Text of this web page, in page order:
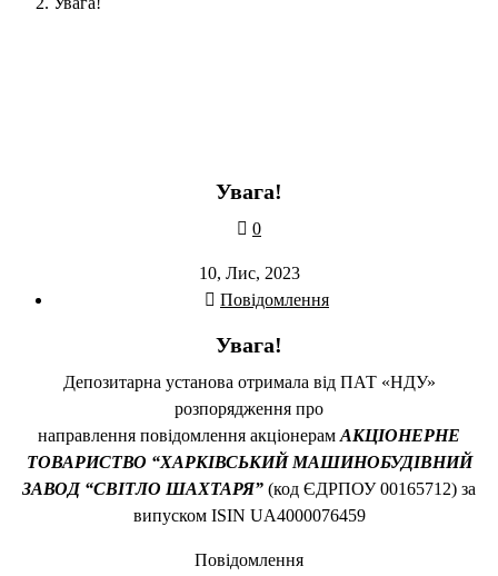
Увага!
0
10, Лис, 2023
Повідомлення
Увага!
Депозитарна установа отримала від ПАТ «НДУ»
розпорядження про
направлення повідомлення акціонерам АКЦІОНЕРНЕ
ТОВАРИСТВО “ХАРКІВСЬКИЙ МАШИНОБУДІВНИЙ
ЗАВОД “СВІТЛО ШАХТАРЯ” (код ЄДРПОУ 00165712) за
випуском ISIN UA4000076459
Повідомлення